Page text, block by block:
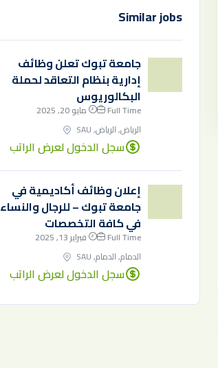
Similar jobs
جامعة تبوك تعلن وظائف
إدارية بنظام التعاقد لحملة
البكالوريوس
Full Time
مايو 20, 2025
الرياض, الرياض, SAU
سجل الدخول لعرض الراتب
إعلان وظائف أكاديمية في
جامعة تبوك – للرجال والنساء
في كافة التخصصات
Full Time
فبراير 13, 2025
الدمام, الدمام, SAU
سجل الدخول لعرض الراتب